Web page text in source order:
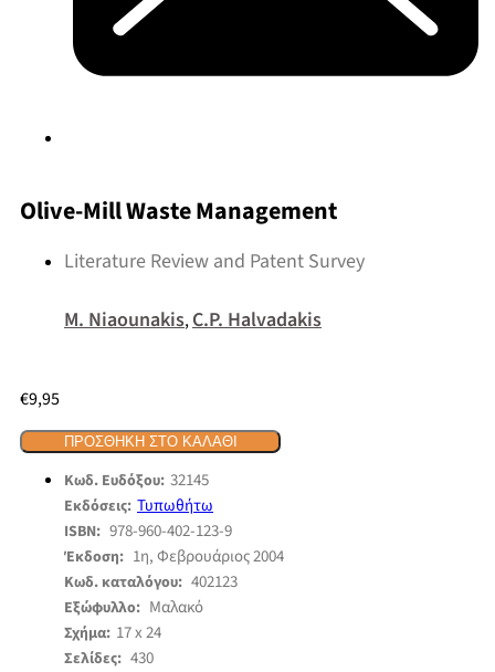
Olive-Mill Waste Management
Literature Review and Patent Survey
M. Niaounakis,C.P. Halvadakis
€9,95
ΠΡΟΣΘΉΚΗ ΣΤΟ ΚΑΛΆΘΙ
Κωδ. Ευδόξου: 32145
Εκδόσεις: Τυπωθήτω
ISBN: 978-960-402-123-9
Έκδοση: 1η, Φεβρουάριος 2004
Κωδ. καταλόγου: 402123
Εξώφυλλο: Μαλακό
Σχήμα: 17 x 24
Σελίδες: 430